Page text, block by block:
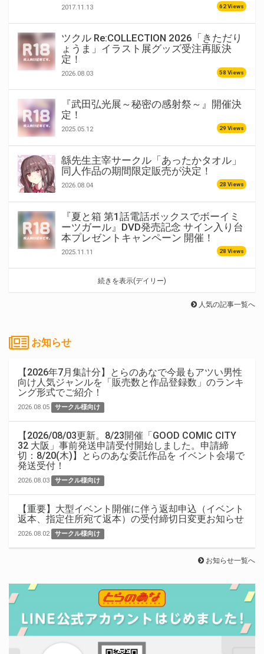
2017.11.13 62 Views
ツクル Re:COLLECTION 2026「きただり
ょうま」イラスト展グッズ受注再販決
定！
2026.08.03 58 Views
『武田弘光展～秘密の感射祭～』開催決
定！
2025.05.12 29 Views
緜先生主宰サークル「あったかタオル」
同人作品の期間限定販売が決定！
2026.08.04 28 Views
『夏と箱 第1話電話ボックスでボーイミ
ーツガール』DVD発売記念 サイン入り台
本プレゼントキャンペーン 開催！
2025.11.11 28 Views
続きを表示(デイリー)
人気の記事一覧へ
お知らせ
【2026年7月集計分】とらのあなで今最もアツい男性
向け人気ジャンルを「販売数と作品登録数」のランキ
ング形式でご紹介！
2026.08.05 サークル様向け
【2026/08/03更新。8/23開催「GOOD COMIC CITY
32 大阪」事前発送申請受付開始しました。申請締
切：8/20(木)】とらのあな委託作品を イベント会場で
発送受付！
2026.08.03 サークル様向け
【重要】大型イベント開催に伴う返却申込（イベント
返本、指定住所宛て返本）の受付締切日変更お知らせ
2026.08.02 サークル様向け
お知らせ一覧へ